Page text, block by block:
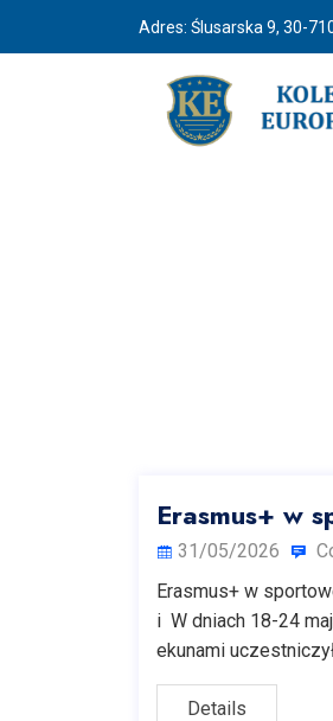
Adres: Ślusarska 9, 30-
Erasmus+ w
31/05/2026
Erasmus+ w
i W dniach 18-24
ekunami
Details